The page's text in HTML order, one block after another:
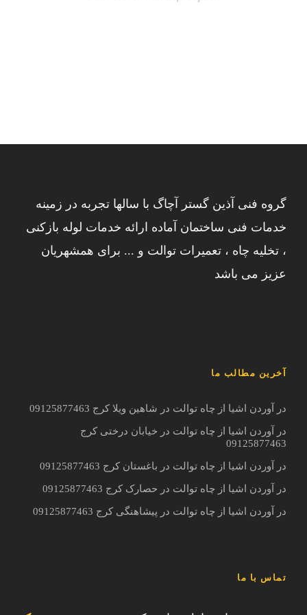
گروه فنی آذین گستر آچاگ با سالها تجربه در زمینه
خدمات فنی ساختمان آماده ارائه خدمات لوله بازکنی
، تخلیه چاه ، تعمیرات توالت و ... برای همشهریان
عزیز می باشد
آخرین مطالب ما
در آوردن اشیا از چاه توالت در شاهین ویلا کرج 09125877463
در آوردن اشیا از چاه توالت در خیابان درختی کرج
09125877463
در آوردن اشیا از چاه توالت در باغستان کرج 09125877463
در آوردن اشیا از چاه توالت در حصارک کرج 09125877463
در آوردن اشیا از چاه توالت در پیشاهنگی کرج 09125877463
تماس با ما